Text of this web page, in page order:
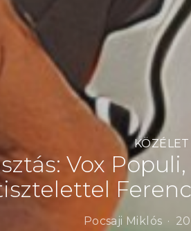
KÖZÉLET
Vox
Pocsaji Miklós